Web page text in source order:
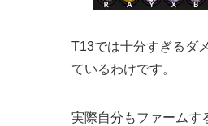
T13では十分すぎるダ
ているわけです。
実際自分もファームす